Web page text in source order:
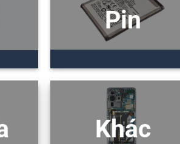
Pin
Khác